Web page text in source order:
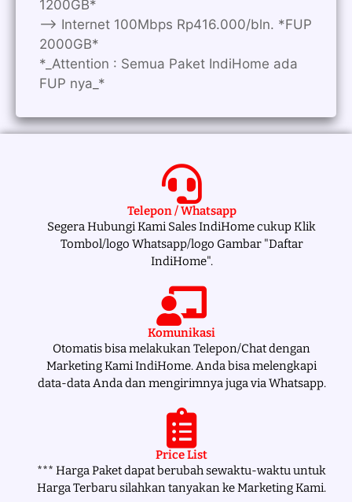
1200GB*
—> Internet 100Mbps Rp416.000/bln. *FUP
2000GB*
*_Attention : Semua Paket IndiHome ada
FUP nya_*
Telepon / Whatsapp
Segera Hubungi Kami Sales IndiHome cukup Klik
Tombol/logo Whatsapp/logo Gambar "Daftar
IndiHome".
Komunikasi
Otomatis bisa melakukan Telepon/Chat dengan
Marketing Kami IndiHome. Anda bisa melengkapi
data-data Anda dan mengirimnya juga via Whatsapp.
Price List
*** Harga Paket dapat berubah sewaktu-waktu untuk
Harga Terbaru silahkan tanyakan ke Marketing Kami.